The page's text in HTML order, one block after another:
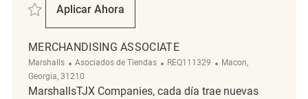
Salvar merchandising associate REQ5515
Aplicar Ahora
Merchandising Associate
MERCHANDISING ASSOCIATE
Marshalls Categoría
Asociados de Tiendas ReqId
REQ111329 Ubicación
Macon,
Georgia, 31210
MarshallsTJX Companies, cada día trae nuevas